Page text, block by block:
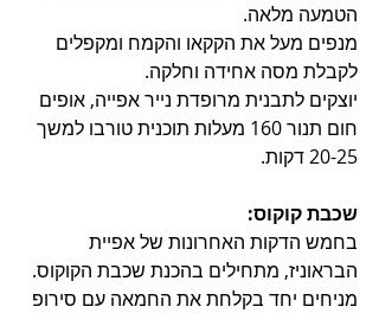
הטמעה מלאה.
מנפים מעל את הקקאו והקמח ומקפלים
לקבלת מסה אחידה וחלקה.
יוצקים לתבנית מרופדת נייר אפייה, אופים
חום תנור 160 מעלות תוכנית טורבו למשך
20-25 דקות.
שכבת קוקוס:
בחמש הדקות האחרונות של אפיית
הבראוניז, מתחילים בהכנת שכבת הקוקוס.
מניחים יחד בקלחת את החמאה עם סירופ